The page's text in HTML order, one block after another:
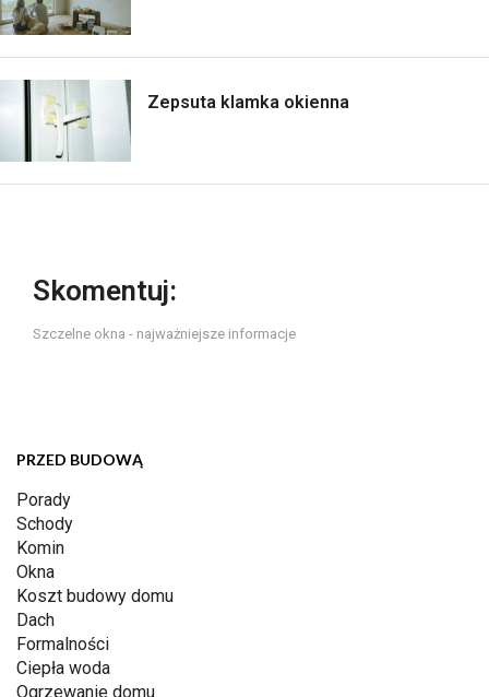
Zepsuta klamka okienna
Skomentuj:
Szczelne okna - najważniejsze informacje
PRZED BUDOWĄ
Porady
Schody
Komin
Okna
Koszt budowy domu
Dach
Formalności
Ciepła woda
Ogrzewanie domu